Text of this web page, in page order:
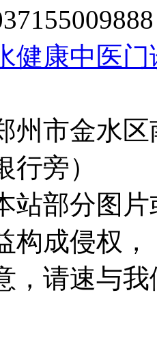
健康中医
州市金水
旁）
站部分图
构成侵权，
，请速与